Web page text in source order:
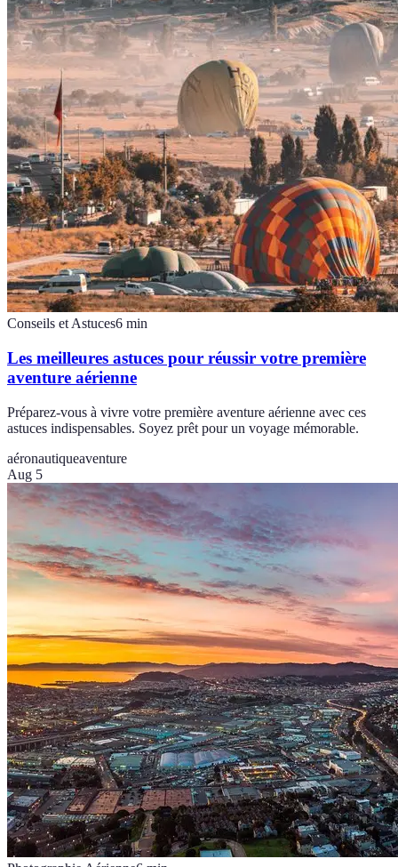
Conseils et Astuces6 min
Les meilleures astuces pour réussir votre première
aventure aérienne
Préparez-vous à vivre votre première aventure aérienne avec ces
astuces indispensables. Soyez prêt pour un voyage mémorable.
aéronautiqueaventure
Aug 5